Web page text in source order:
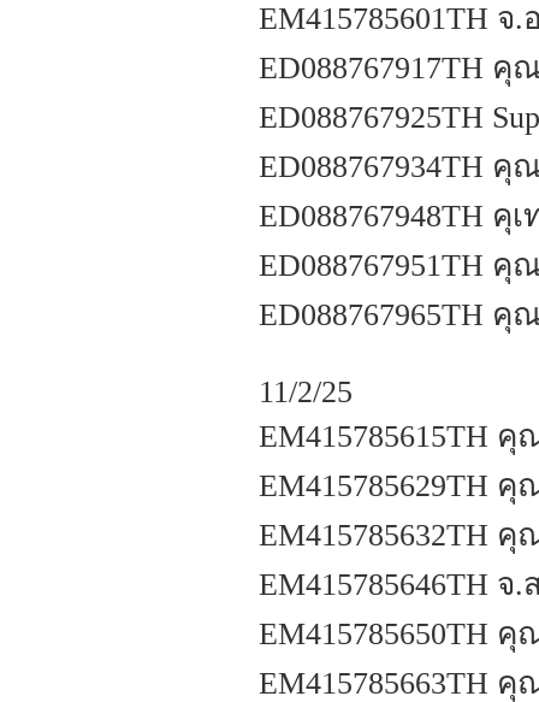
EM415785601TH
ED088767917TH
ED088767925TH
ED088767934TH
ED088767948TH
ED088767951TH
ED088767965TH
11/2/25
EM415785615TH
EM415785629TH
EM415785632TH
EM415785646TH
EM415785650TH
EM415785663TH